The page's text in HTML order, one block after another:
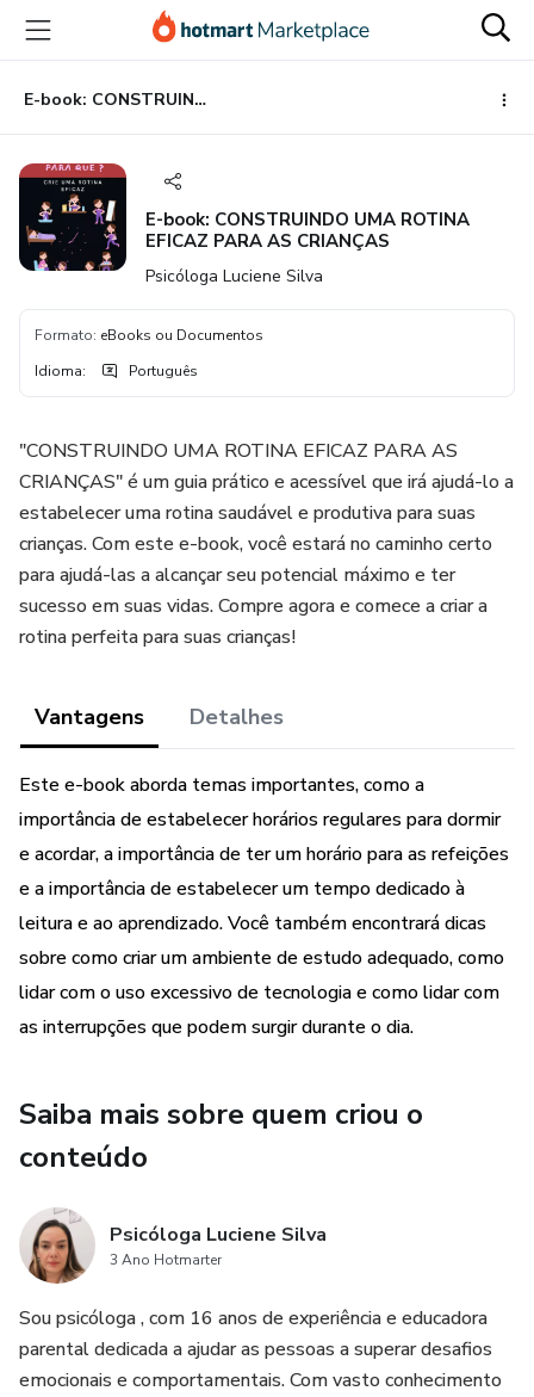
para
conteúdo
principal
para
pagamento
para
rodapé
E-book: CONSTRUINDO UMA ROTINA EFICAZ PARA AS CRIANÇAS
E-book: CONSTRUINDO UMA ROTINA
EFICAZ PARA AS CRIANÇAS
Psicóloga Luciene Silva
Formato: eBooks ou Documentos
Idioma: Português
"CONSTRUINDO UMA ROTINA EFICAZ PARA AS
CRIANÇAS" é um guia prático e acessível que irá ajudá-lo a
estabelecer uma rotina saudável e produtiva para suas
crianças. Com este e-book, você estará no caminho certo
para ajudá-las a alcançar seu potencial máximo e ter
sucesso em suas vidas. Compre agora e comece a criar a
rotina perfeita para suas crianças!
Vantagens Detalhes
Este e-book aborda temas importantes, como a
importância de estabelecer horários regulares para dormir
e acordar, a importância de ter um horário para as refeições
e a importância de estabelecer um tempo dedicado à
leitura e ao aprendizado. Você também encontrará dicas
sobre como criar um ambiente de estudo adequado, como
lidar com o uso excessivo de tecnologia e como lidar com
as interrupções que podem surgir durante o dia.
Saiba mais sobre quem criou o
conteúdo
Psicóloga Luciene Silva
3 Ano Hotmarter
Sou psicóloga , com 16 anos de experiência e educadora
parental dedicada a ajudar as pessoas a superar desafios
emocionais e comportamentais. Com vasto conhecimento